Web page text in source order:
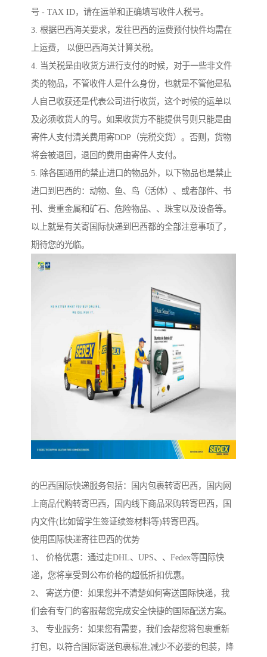
号 - TAX ID，请在运单和正确填写收件人税号。
3. 根据巴西海关要求，发往巴西的运费预付快件均需在
上运费， 以便巴西海关计算关税。
4. 当关税是由收货方进行支付的时候，对于一些非文件
类的物品，不管收件人是什么身份，也就是不管他是私
人自己收获还是代表公司进行收货，这个时候的运单以
及必须收货人的号。如果收货方不能提供号则只能是由
寄件人支付清关费用寄DDP（完税交货）。否则，货物
将会被退回，退回的费用由寄件人支付。
5. 除各国通用的禁止进口的物品外，以下物品也是禁止
进口到巴西的：动物、鱼、鸟（活体）、或者部件、书
刊、贵重金属和矿石、危险物品、、珠宝以及设备等。
以上就是有关寄国际快递到巴西都的全部注意事项了，
期待您的光临。
的巴西国际快递服务包括：国内包裹转寄巴西，国内网
上商品代购转寄巴西，国内线下商品采购转寄巴西，国
内文件(比如留学生签证续签材料等)转寄巴西。
使用国际快递寄往巴西的优势
1、 价格优惠：通过走DHL、UPS、、Fedex等国际快
递，您将享受到公布价格的超低折扣优惠。
2、 寄送方便：如果您并不清楚如何寄送国际快递，我
们会有专门的客服帮您完成安全快捷的国际配送方案。
3、 专业服务：如果您有需要，我们会帮您将包裹重新
打包，以符合国际寄送包裹标准;减少不必要的包装，降